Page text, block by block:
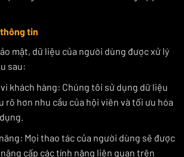
tin
mật, dữ liệu của người dùng được xử lý
sau:
khách hàng: Chúng tôi sử dụng dữ liệu
rõ hơn nhu cầu của hội viên và tối ưu hóa
Mọi thao tác của người dùng sẽ được
cấp các tính năng liên quan trên